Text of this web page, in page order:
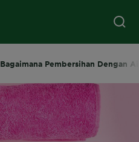
Bagaimana Pembersihan Dengan